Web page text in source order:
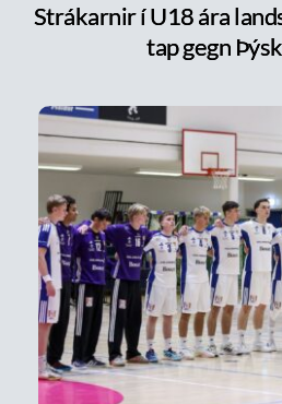
Strákarnir í U18 ára
tap gegn